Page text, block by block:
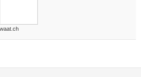
waat.ch